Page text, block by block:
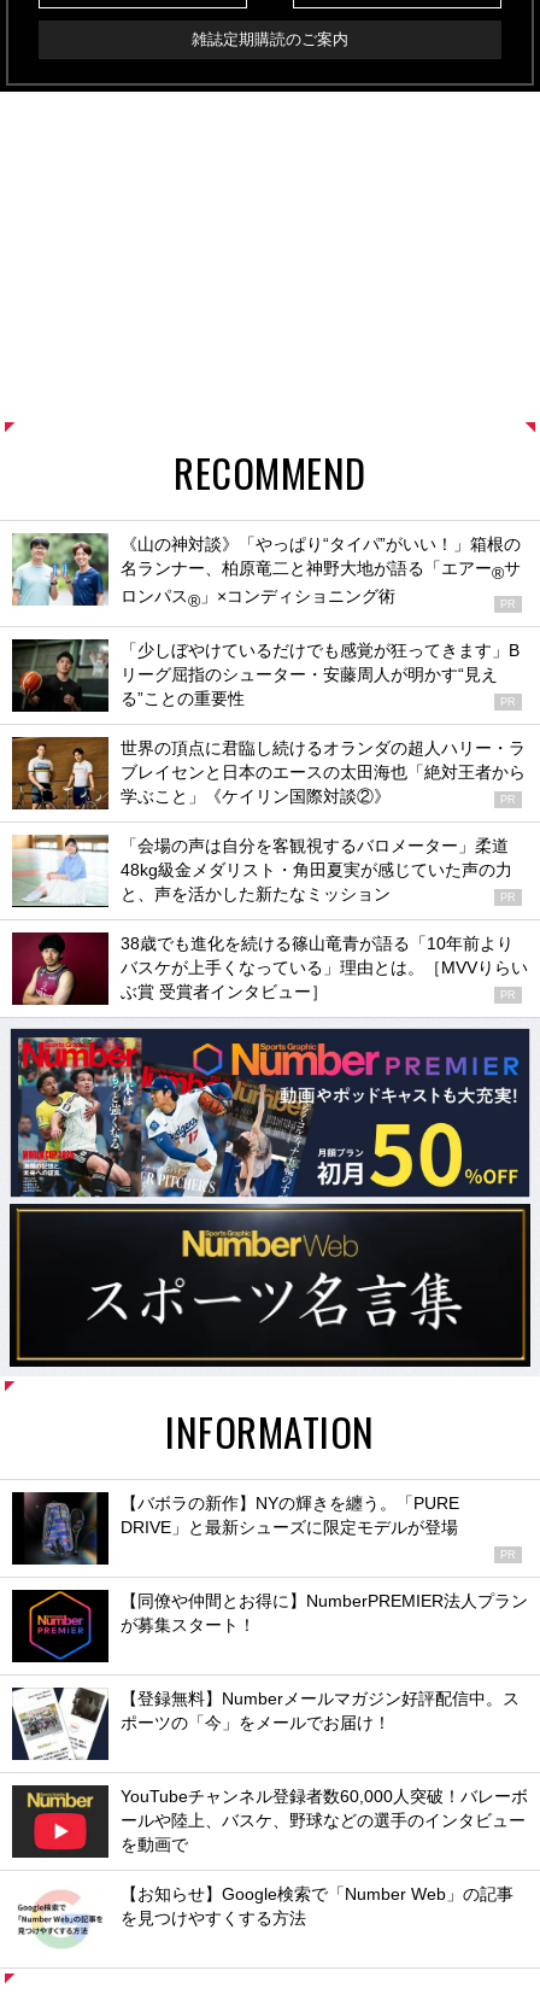
雑誌定期購読のご案内
RECOMMEND
《山の神対談》「やっぱり“タイパ”がいい！」箱根の
名ランナー、柏原竜二と神野大地が語る「エアー®サ
ロンパス® 」×コンディショニング術 PR
「少しぼやけているだけでも感覚が狂ってきます」B
リーグ屈指のシューター・安藤周人が明かす“見え
る”ことの重要性
PR
世界の頂点に君臨し続けるオランダの超人ハリー・ラ
ブレイセンと日本のエースの太田海也「絶対王者から
学ぶこと」《ケイリン国際対談②》
PR
「会場の声は自分を客観視するバロメーター」柔道
48kg級金メダリスト・角田夏実が感じていた声の力
と、声を活かした新たなミッション
PR
38歳でも進化を続ける篠山竜青が語る「10年前より
バスケが上手くなっている」理由とは。［MVVりらい
ぶ賞 受賞者インタビュー］
PR
INFORMATION
【バボラの新作】NYの輝きを纏う。「PURE
DRIVE」と最新シューズに限定モデルが登場
PR
【同僚や仲間とお得に】NumberPREMIER法人プラン
が募集スタート！
【登録無料】Numberメールマガジン好評配信中。ス
ポーツの「今」をメールでお届け！
YouTubeチャンネル登録者数60,000人突破！バレーボ
ールや陸上、バスケ、野球などの選手のインタビュー
を動画で
【お知らせ】Google検索で「Number Web」の記事
を見つけやすくする方法